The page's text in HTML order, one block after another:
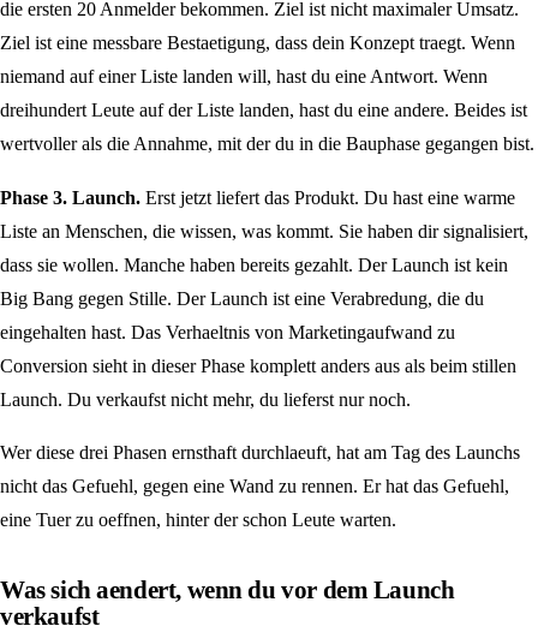
die ersten 20 Anmelder bekommen. Ziel ist nicht maximaler Umsatz.
Ziel ist eine messbare Bestaetigung, dass dein Konzept traegt. Wenn
niemand auf einer Liste landen will, hast du eine Antwort. Wenn
dreihundert Leute auf der Liste landen, hast du eine andere. Beides ist
wertvoller als die Annahme, mit der du in die Bauphase gegangen bist.
Phase 3. Launch. Erst jetzt liefert das Produkt. Du hast eine warme
Liste an Menschen, die wissen, was kommt. Sie haben dir signalisiert,
dass sie wollen. Manche haben bereits gezahlt. Der Launch ist kein
Big Bang gegen Stille. Der Launch ist eine Verabredung, die du
eingehalten hast. Das Verhaeltnis von Marketingaufwand zu
Conversion sieht in dieser Phase komplett anders aus als beim stillen
Launch. Du verkaufst nicht mehr, du lieferst nur noch.
Wer diese drei Phasen ernsthaft durchlaeuft, hat am Tag des Launchs
nicht das Gefuehl, gegen eine Wand zu rennen. Er hat das Gefuehl,
eine Tuer zu oeffnen, hinter der schon Leute warten.
Was sich aendert, wenn du vor dem Launch
verkaufst